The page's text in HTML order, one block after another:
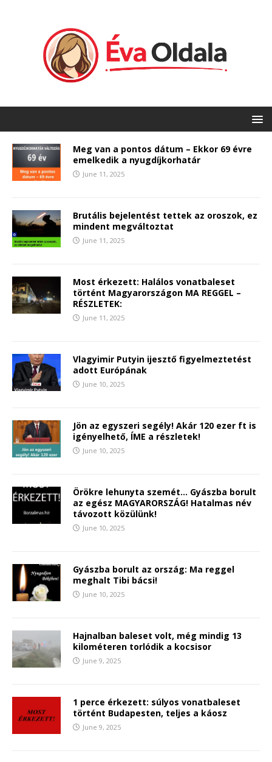
Meg van a pontos dátum – Ekkor 69 évre
emelkedik a nyugdíjkorhatár
June 11, 2025
Brutális bejelentést tettek az oroszok, ez
mindent megváltoztat
June 11, 2025
Most érkezett: Halálos vonatbaleset
történt Magyarországon MA REGGEL –
RÉSZLETEK:
June 11, 2025
Vlagyimir Putyin ijesztő figyelmeztetést
adott Európának
June 10, 2025
Jön az egyszeri segély! Akár 120 ezer ft is
igényelhető, ÍME a részletek!
June 10, 2025
Örökre lehunyta szemét… Gyászba borult
az egész MAGYARORSZÁG! Hatalmas név
távozott közülünk!
June 10, 2025
Gyászba borult az ország: Ma reggel
meghalt Tibi bácsi!
June 10, 2025
Hajnalban baleset volt, még mindig 13
kilométeren torlódik a kocsisor
June 9, 2025
1 perce érkezett: súlyos vonatbaleset
történt Budapesten, teljes a káosz
June 9, 2025